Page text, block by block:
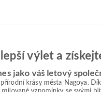
výlet a
jako váš letový
krásy města Nagoya.